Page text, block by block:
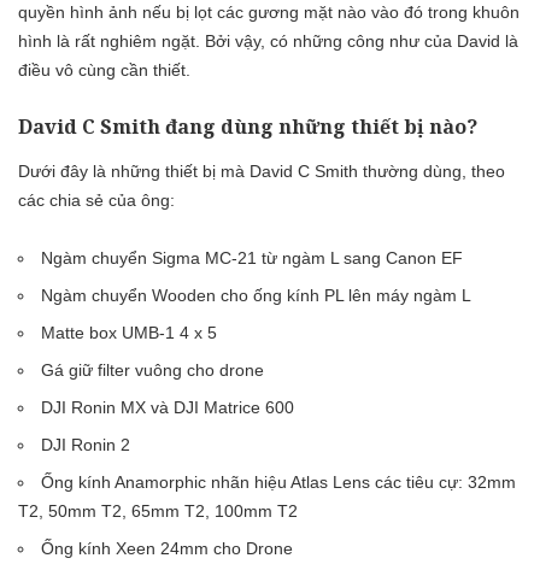
quyền hình ảnh nếu bị lọt các gương mặt nào vào đó trong khuôn
hình là rất nghiêm ngặt. Bởi vậy, có những công như của David là
điều vô cùng cần thiết.
David C Smith đang dùng những thiết bị nào?
Dưới đây là những thiết bị mà David C Smith thường dùng, theo
các chia sẻ của ông:
Ngàm chuyển Sigma MC-21 từ ngàm L sang Canon EF
Ngàm chuyển Wooden cho ống kính PL lên máy ngàm L
Matte box UMB-1 4 x 5
Gá giữ filter vuông cho drone
DJI Ronin MX và DJI Matrice 600
DJI Ronin 2
Ống kính Anamorphic nhãn hiệu Atlas Lens các tiêu cự: 32mm
T2, 50mm T2, 65mm T2, 100mm T2
Ống kính Xeen 24mm cho Drone